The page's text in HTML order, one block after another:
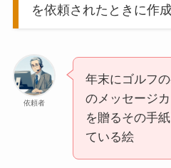
を依頼されたときに作
依頼者
年末にゴルフ
のメッセージ
を贈るその手
ている絵